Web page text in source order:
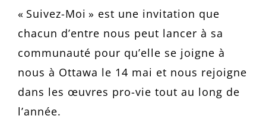
« Suivez-Moi » est une invitation que
chacun d’entre nous peut lancer à sa
communauté pour qu’elle se joigne à
nous à Ottawa le 14 mai et nous rejoigne
dans les œuvres pro-vie tout au long de
l’année.